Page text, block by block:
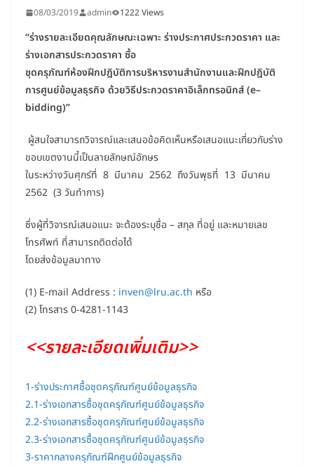
08/03/2019 admin 1222 Views
“ร่างรายละเอียดคุณลักษณะเฉพาะ ร่างประกาศประกวดราคา และ
ร่างเอกสารประกวดราคา ซื้อ
ชุดครุภัณฑ์ห้องฝึกปฎิบัติการบริหารงานสำนักงานและฝึกปฎิบัติ
การศูนย์ข้อมูลธุรกิจ ด้วยวิธีประกวดราคาอิเล็กทรอนิกส์(e–
bidding)”
ผู้สนใจสามารถวิจารณ์และเสนอข้อคิดเห็นหรือเสนอแนะเกี่ยวกับร่าง
ขอบเขตงานนี้เป็นลายลักษณ์อักษร
ในระหว่างวันศุกร์ที่ 8 มีนาคม 2562 ถึงวันพุธที่ 13 มีนาคม
2562 (3 วันทำการ)
ซึ่งผู้ที่วิจารณ์เสนอแนะ จะต้องระบุชื่อ – สกุล ที่อยู่ และหมายเลข
โทรศัพท์ ที่สามารถติดต่อได้
โดยส่งข้อมูลมาทาง
(1) E-mail Address : inven@lru.ac.th หรือ
(2) โทรสาร 0-4281-1143
<<รายละเอียดเพิ่มเติม>>
1-ร่างประกาศซื้อชุดครุภัณฑ์ศูนย์ข้อมูลธุรกิจ
2.1-ร่างเอกสารซื้อชุดครุภัณฑ์ศูนย์ข้อมูลธุรกิจ
2.2-ร่างเอกสารซื้อชุดครุภัณฑ์ศูนย์ข้อมูลธุรกิจ
2.3-ร่างเอกสารซื้อชุดครุภัณฑ์ศูนย์ข้อมูลธุรกิจ
3-ราคากลางครุภัณฑ์ฝึกศูนย์ข้อมูลธุรกิจ